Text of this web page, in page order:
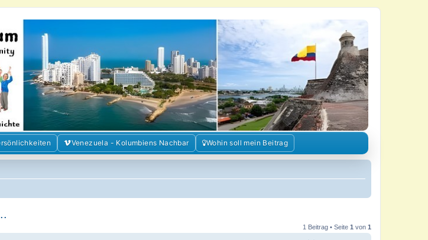
und Gemeinschaft im Kolumbienforum
Venezuela - Kolumbiens Nachbar Wohin soll mein Beitrag
1 Beitrag • Seite 1 von 1